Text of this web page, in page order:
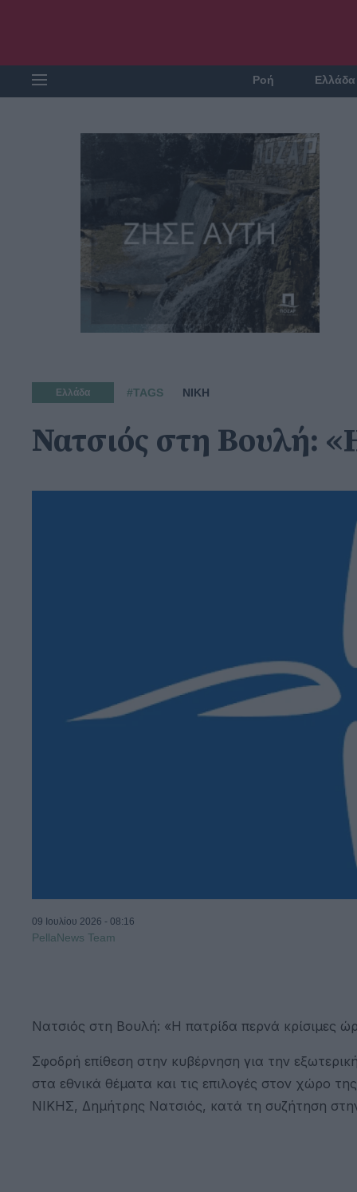
Ροή Ελλάδα
Ελλάδα #TAGS ΝΙΚΗ
Νατσιός στη Βουλή:
09 Ιουλίου 2026 - 08:16
PellaNews Team
Νατσιός στη Βουλή: «Η πατρίδα περνά κρίσιμες
Σφοδρή επίθεση στην κυβέρνηση για την
στα εθνικά θέματα και τις επιλογές στον χώρο
ΝΙΚΗΣ, Δημήτρης Νατσιός, κατά τη συζήτηση